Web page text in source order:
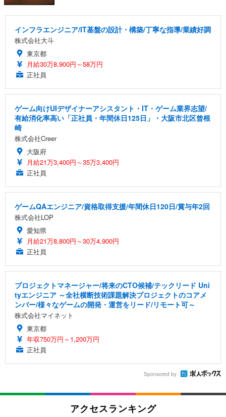
インフラエンジニア/IT基盤の設計・構築/丁寧な指導/業績好調
株式会社大斗
東京都
月給30万8,900円～58万円
正社員
ゲーム向けUIデザイナーアシスタント・IT・ゲーム業界志望/
有給消化率高い「正社員・年間休日125日」・大阪市北区曾根
崎
株式会社Creer
大阪府
月給21万3,400円～35万3,400円
正社員
ゲームQAエンジニア/資格取得支援/年間休日120日/賞与年2回
株式会社LOP
愛知県
月給21万8,800円～30万4,900円
正社員
プロジェクトマネージャー/将来のCTO候補/テックリード Uni
tyエンジニア ～全社横断技術課題解決プロジェクトのコアメ
ンバー/様々なゲームの開発・運営をリード/リモート可～
株式会社マイネット
東京都
年収750万円～1,200万円
正社員
Sponsored by
アクセスランキング